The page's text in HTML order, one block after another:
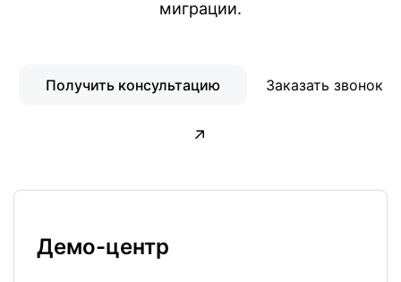
миграции.
Получить консультацию Заказать звонок
Демо-центр